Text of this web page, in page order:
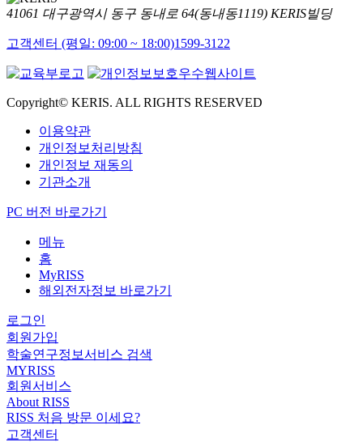
41061 대구광역시 동구 동내로 64(동내동1119) KERIS빌딩
고객센터 (평일: 09:00 ~ 18:00)1599-3122
Copyright© KERIS. ALL RIGHTS RESERVED
이용약관
개인정보처리방침
개인정보 재동의
기관소개
PC 버전 바로가기
메뉴
홈
MyRISS
해외전자정보 바로가기
로그인
회원가입
학술연구정보서비스 검색
MYRISS
회원서비스
About RISS
RISS 처음 방문 이세요?
고객센터